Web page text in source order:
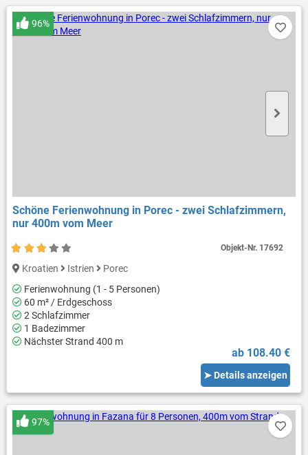
Schöne Ferienwohnung in Porec - zwei Schlafzimmern,
nur 400m vom Meer
96%
Kroatien Istrien
Porec
Ferienwohnung (1 - 5 Personen)
60 m² / Erdgeschoss
2 Schlafzimmer
1 Badezimmer
Nächster Strand 400 m
ab 108.40 €
➤ Details anzeigen
Objekt-Nr. 17692
97%